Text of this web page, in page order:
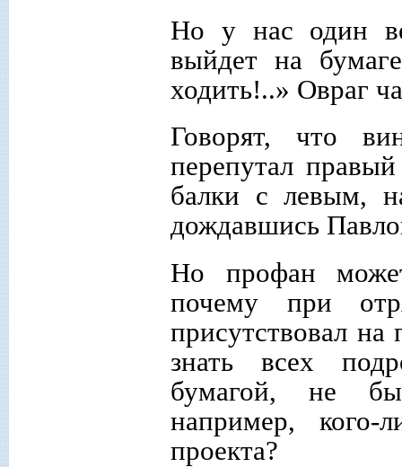
Но у нас один
выйдет на
ходить!..» Овраг
Говорят, что
перепутал
балки с левым,
дождавшись
Но профан
почему при
присутствовал
знать всех
бумагой, не
например, кого-
проекта?